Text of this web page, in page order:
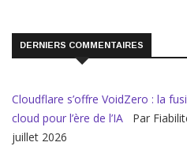
DERNIERS COMMENTAIRES
Cloudflare s’offre VoidZero : la
cloud pour l’ère de l’IA
Par
juillet 2026